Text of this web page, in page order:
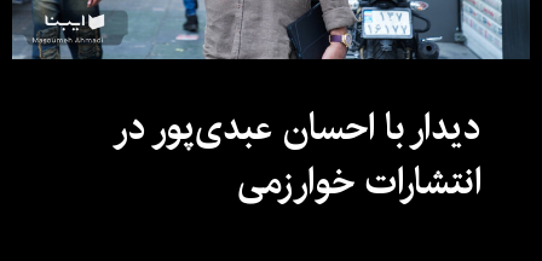
دیدار با احسان عبدی‌پور در
انتشارات خوارزمی